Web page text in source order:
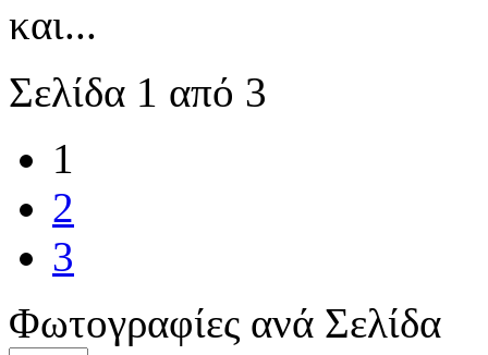
και...
Σελίδα 1 από 3
1
2
3
Φωτογραφίες ανά Σελίδα